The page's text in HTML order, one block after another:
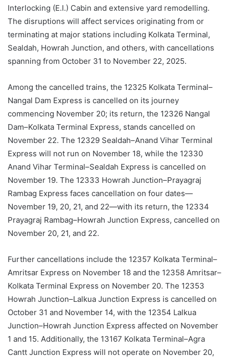
Interlocking (E.I.) Cabin and extensive yard remodelling.
The disruptions will affect services originating from or
terminating at major stations including Kolkata Terminal,
Sealdah, Howrah Junction, and others, with cancellations
spanning from October 31 to November 22, 2025.
Among the cancelled trains, the 12325 Kolkata Terminal–
Nangal Dam Express is cancelled on its journey
commencing November 20; its return, the 12326 Nangal
Dam–Kolkata Terminal Express, stands cancelled on
November 22. The 12329 Sealdah–Anand Vihar Terminal
Express will not run on November 18, while the 12330
Anand Vihar Terminal–Sealdah Express is cancelled on
November 19. The 12333 Howrah Junction–Prayagraj
Rambag Express faces cancellation on four dates—
November 19, 20, 21, and 22—with its return, the 12334
Prayagraj Rambag–Howrah Junction Express, cancelled on
November 20, 21, and 22.
Further cancellations include the 12357 Kolkata Terminal–
Amritsar Express on November 18 and the 12358 Amritsar–
Kolkata Terminal Express on November 20. The 12353
Howrah Junction–Lalkua Junction Express is cancelled on
October 31 and November 14, with the 12354 Lalkua
Junction–Howrah Junction Express affected on November
1 and 15. Additionally, the 13167 Kolkata Terminal–Agra
Cantt Junction Express will not operate on November 20,